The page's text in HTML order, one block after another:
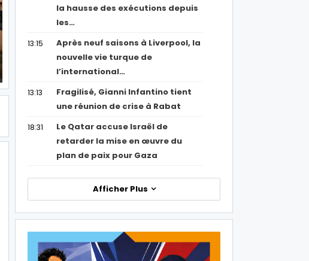
la hausse des exécutions depuis
les…
13:15
Après neuf saisons à Liverpool, la
nouvelle vie turque de
l’international…
13:13
Fragilisé, Gianni Infantino tient
une réunion de crise à Rabat
18:31
Le Qatar accuse Israël de
retarder la mise en œuvre du
plan de paix pour Gaza
Afficher Plus